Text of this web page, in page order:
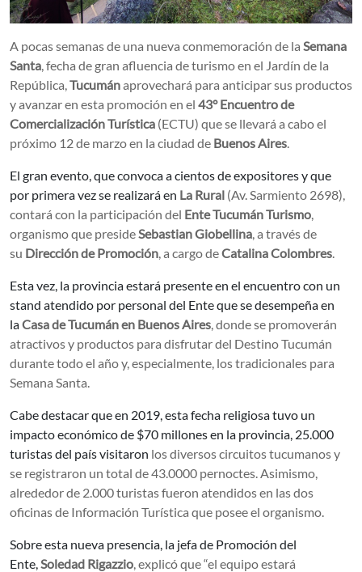
A pocas semanas de una nueva conmemoración de la Semana
Santa, fecha de gran afluencia de turismo en el Jardín de la
República,Tucumánaprovechará para anticipar sus productos
y avanzar en esta promoción en el 43° Encuentro de
Comercialización Turística (ECTU) que se llevará a cabo el
próximo 12 de marzo en la ciudad de Buenos Aires.
El gran evento, que convoca a cientos de expositores y que
por primera vez se realizará en La Rural (Av. Sarmiento 2698),
contará con la participación del Ente Tucumán Turismo,
organismo que presideSebastian Giobellina, a través de
su Dirección de Promoción, a cargo deCatalina Colombres.
Esta vez, la provincia estará presente en el encuentro con un
stand atendido por personal del Ente que se desempeña en
laCasa de Tucumán en Buenos Aires, donde se promoverán
atractivos y productos para disfrutar del Destino Tucumán
durante todo el año y, especialmente, los tradicionales para
Semana Santa.
Cabe destacar que en 2019, esta fecha religiosa tuvo un
impacto económico de $70 millones en la provincia, 25.000
turistas del país visitaron los diversos circuitos tucumanos y
se registraron un total de 43.0000 pernoctes. Asimismo,
alrededor de 2.000 turistas fueron atendidos en las dos
oficinas de Información Turística que posee el organismo.
Sobre esta nueva presencia, la jefa de Promoción del
Ente,Soledad Rigazzio, explicó que “el equipo estará